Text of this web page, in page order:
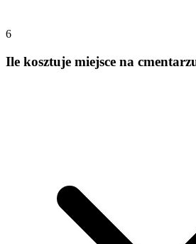
6
Ile kosztuje miejsce na